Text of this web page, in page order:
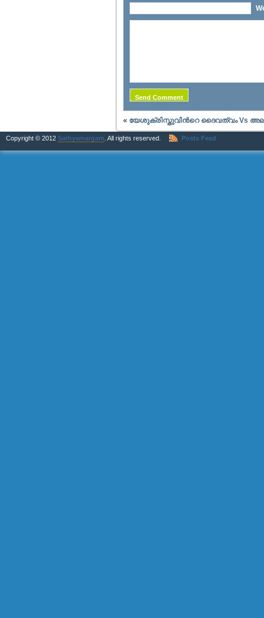
« യേശുക്രിസ്തുവിന്‍റെ ദൈവത്വം Vs
Copyright © 2012 Sathyamargam . All rights reserved. Posts Feed